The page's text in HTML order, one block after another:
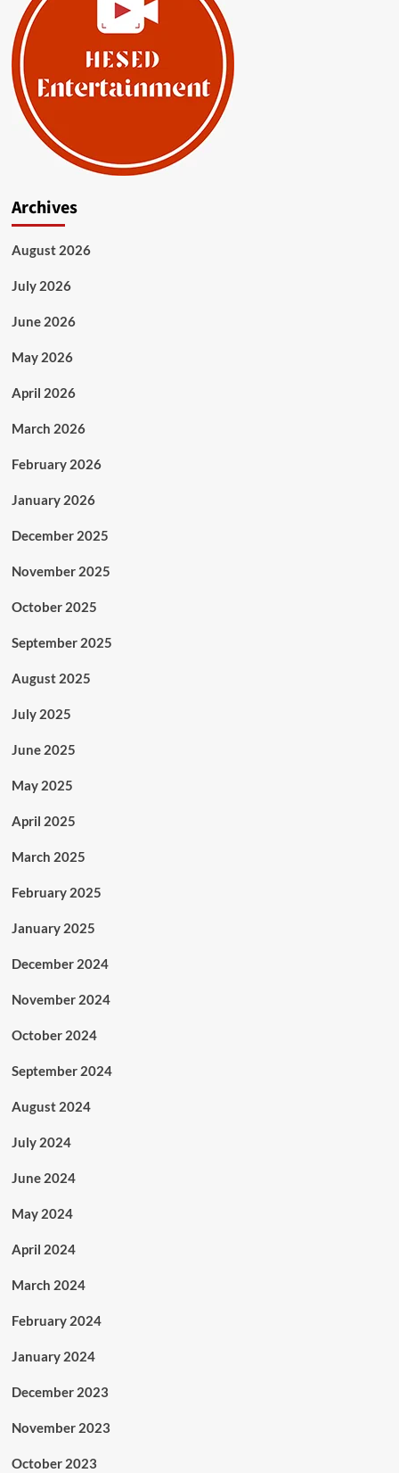
Archives
August 2026
July 2026
June 2026
May 2026
April 2026
March 2026
February 2026
January 2026
December 2025
November 2025
October 2025
September 2025
August 2025
July 2025
June 2025
May 2025
April 2025
March 2025
February 2025
January 2025
December 2024
November 2024
October 2024
September 2024
August 2024
July 2024
June 2024
May 2024
April 2024
March 2024
February 2024
January 2024
December 2023
November 2023
October 2023